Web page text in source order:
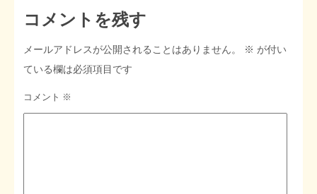
コメントを残す
メールアドレスが公開されることはありません。 ※ が付い
ている欄は必須項目です
コメント ※